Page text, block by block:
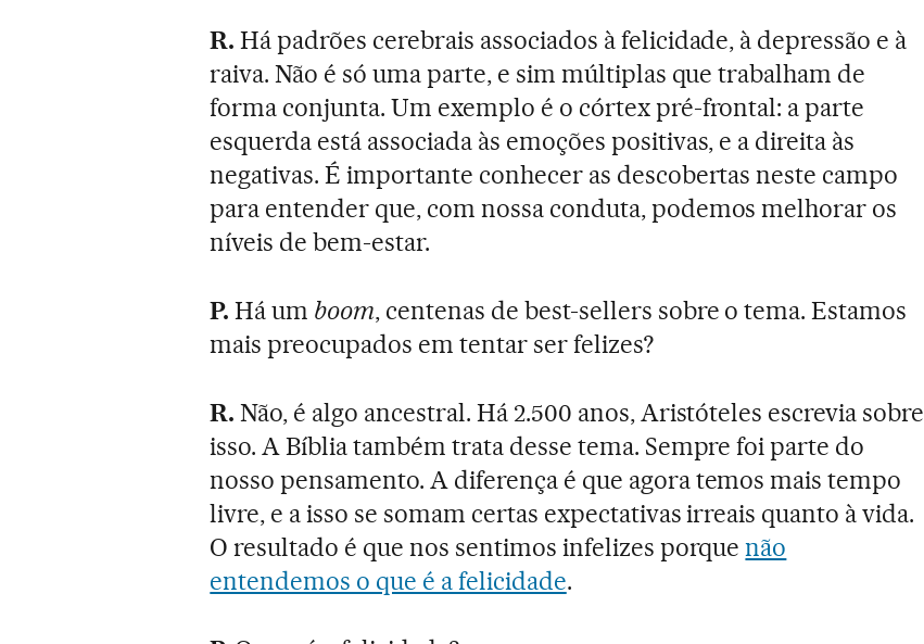
R.Há padrões cerebrais associados à felicidade, à depressão e à
raiva. Não é só uma parte, e sim múltiplas que trabalham de
forma conjunta. Um exemplo é o córtex pré-frontal: a parte
esquerda está associada às emoções positivas, e a direita às
negativas. É importante conhecer as descobertas neste campo
para entender que, com nossa conduta, podemos melhorar os
níveis de bem-estar.
P.Há um boom, centenas de best-sellers sobre o tema. Estamos
mais preocupados em tentar ser felizes?
R.Não, é algo ancestral. Há 2.500 anos, Aristóteles escrevia sobre
isso. A Bíblia também trata desse tema. Sempre foi parte do
nosso pensamento. A diferença é que agora temos mais tempo
livre, e a isso se somam certas expectativas irreais quanto à vida.
O resultado é que nos sentimos infelizes porquenão
entendemos o que é a felicidade.